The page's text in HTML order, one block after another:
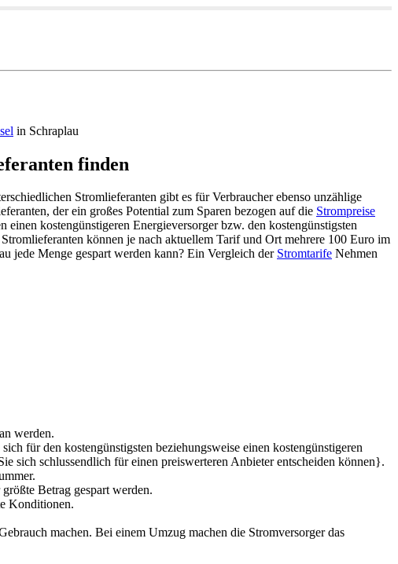
in Schraplau
finden
Stromlieferanten gibt es für Verbraucher ebenso unzählige
der ein großes Potential zum Sparen bezogen auf die Strompreise
kostengünstigeren Energieversorger bzw. den kostengünstigsten
können je nach aktuellem Tarif und Ort mehrere 100 Euro im
jede Menge gespart werden kann? Ein Vergleich der Stromtarife Nehmen
werden.
für den kostengünstigsten beziehungsweise einen kostengünstigeren
sich schlussendlich für einen preiswerteren Anbieter entscheiden können}.
Betrag gespart werden.
Konditionen.
machen. Bei einem Umzug machen die Stromversorger das